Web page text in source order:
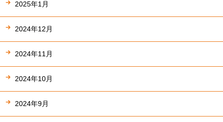
2025年1月
2024年12月
2024年11月
2024年10月
2024年9月